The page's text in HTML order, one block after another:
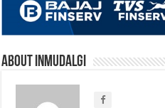
About inmudalgi